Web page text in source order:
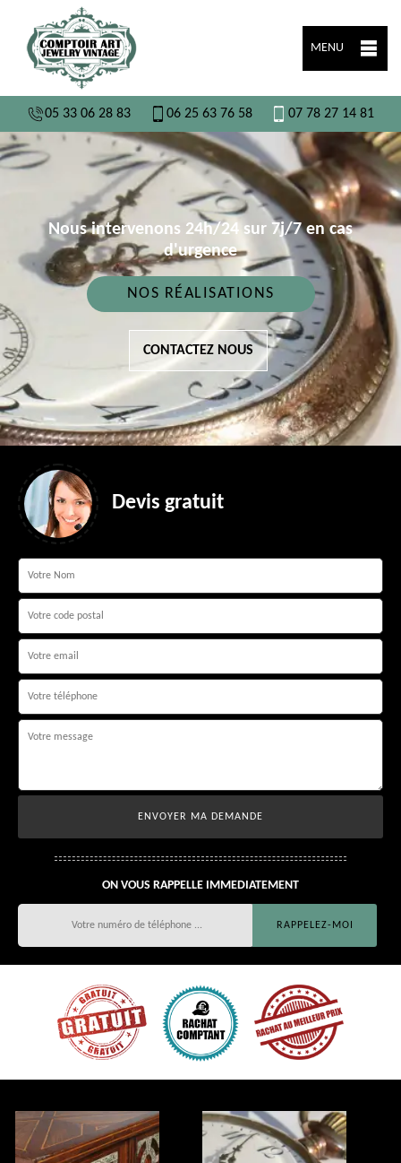
MENU
05 33 06 28 83 06 25 63 76 58 07 78 27 14 81
Nous intervenons 24h/24 sur 7j/7 en cas
d'urgence
NOS RÉALISATIONS
CONTACTEZ NOUS
Devis gratuit
ON VOUS RAPPELLE IMMEDIATEMENT